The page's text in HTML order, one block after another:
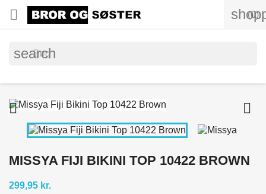
 (0)
search
 
MISSYA FIJI BIKINI TOP 10422 BROWN
299,95 kr.